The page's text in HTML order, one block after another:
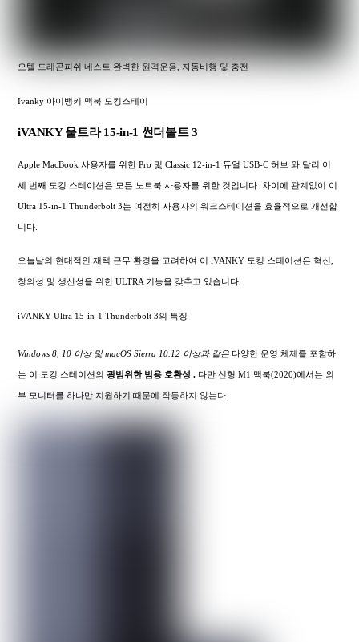
오텔 드래곤피쉬 네스트 완벽한 원격운용, 자동비행 및 충전
Ivanky 아이뱅키 맥북 도킹스테이
iVANKY 울트라 15-in-1 썬더볼트 3
Apple MacBook 사용자를 위한 Pro 및 Classic 12-in-1 듀얼 USB-C 허브 와 달리 이
세 번째 도킹 스테이션은 모든 노트북 사용자를 위한 것입니다. 차이에 관계없이 이
Ultra 15-in-1 Thunderbolt 3는 여전히 사용자의 워크스테이션을 효율적으로 개선합
니다.
오늘날의 현대적인 재택 근무 환경을 고려하여 이 iVANKY 도킹 스테이션은 혁신,
창의성 및 생산성을 위한 ULTRA 기능을 갖추고 있습니다.
iVANKY Ultra 15-in-1 Thunderbolt 3의 특징
Windows 8, 10 이상 및 macOS Sierra 10.12 이상과 같은 다양한 운영 체제를 포함하
는 이 도킹 스테이션의광범위한 범용 호환성 . 다만 신형 M1 맥북(2020)에서는 외
부 모니터를 하나만 지원하기 때문에 작동하지 않는다.